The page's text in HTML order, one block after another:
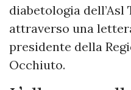
diabetologia dell’Asl
attraverso una
presidente della
Occhiuto.